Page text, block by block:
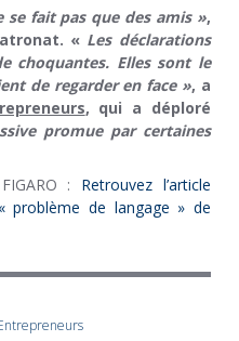
se fait pas que des amis »,
« Les déclarations
choquantes. Elles sont le
de regarder en face », a
, qui a déploré
promue par certaines
: Retrouvez l’article
problème de langage » de